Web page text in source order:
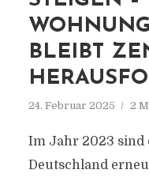
BLEIBT
24. Februar 2025 2
Im Jahr 2023 sind
Deutschland